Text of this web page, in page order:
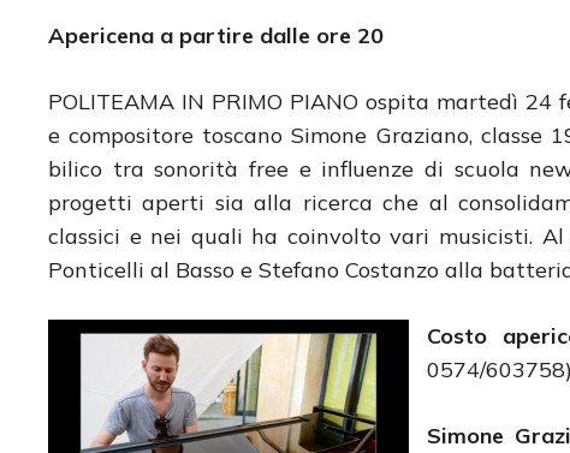
Apericena a partire dalle ore 20
POLITEAMA IN PRIMO PIANO ospita martedì 24
e compositore toscano Simone Graziano, classe
bilico tra sonorità free e influenze di scuola
progetti aperti sia alla ricerca che al
classici e nei quali ha coinvolto vari musicisti.
Ponticelli al Basso e Stefano Costanzo alla
Costo
0574/
Simone